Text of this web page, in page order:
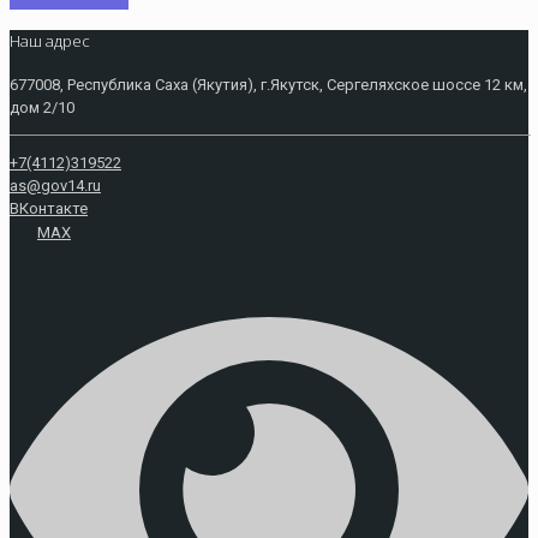
Наш адрес
677008, Республика Саха (Якутия), г.Якутск, Сергеляхское шоссе 12 км,
дом 2/10
+7(4112)319522
as@gov14.ru
ВКонтакте
MAX